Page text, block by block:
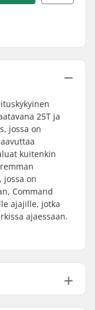
25T ja
jossa on
kuitenkin
jossa on
Command
ajajille, jotka
ajaessaan.